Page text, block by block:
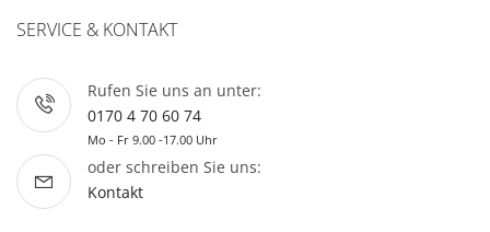
SERVICE & KONTAKT
Rufen Sie uns an unter:
0170 4 70 60 74
Mo - Fr 9.00 -17.00 Uhr
oder schreiben Sie uns:
Kontakt